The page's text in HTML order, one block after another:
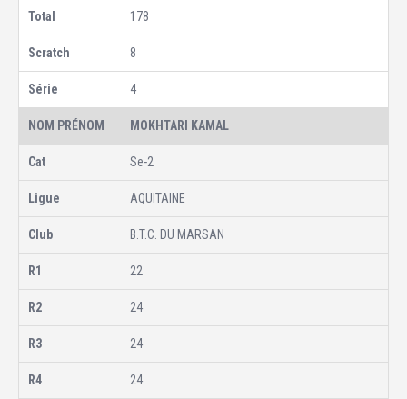
178
8
4
MOKHTARI KAMAL
Se-2
AQUITAINE
B.T.C. DU MARSAN
22
24
24
24